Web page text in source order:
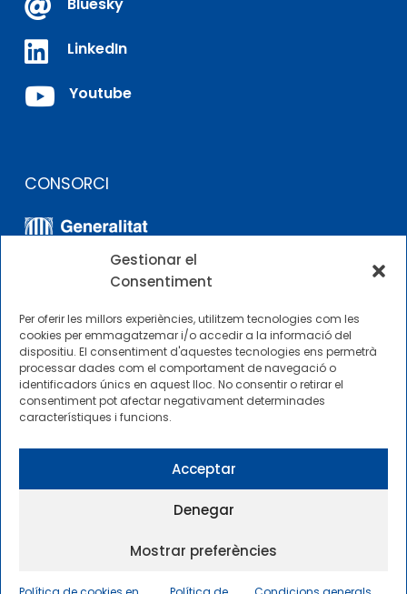
Gestionar el
Consentiment
Per oferir les millors experiències, utilitzem tecnologies com les
cookies per emmagatzemar i/o accedir a la informació del
dispositiu. El consentiment d'aquestes tecnologies ens permetrà
processar dades com el comportament de navegació o
identificadors únics en aquest lloc. No consentir o retirar el
consentiment pot afectar negativament determinades
característiques i funcions.
Acceptar
Denegar
Mostrar preferències

 LinkedIn
 Youtube
CONSORCI
ALTRES ENLLAÇOS
Perfil del contractista
2025 © Centre Internacional de Mètodes Numèrics a